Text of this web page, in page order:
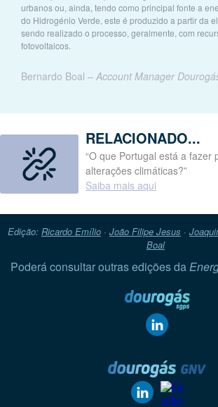
urbanos ou, ainda, tendo como principal fonte a
do Hidrogénio Verde, este é produzido a partir da
sendo realizado o processo, geralmente, com
fotovoltaicos.
Bernardo Boal – Account Manager
RELACIONADO...
“O que Portugal está a fazer
alterações climáticas?”
Saiba mais aqui
Edição: Ricardo Emílio · João Filipe Jesus ·
Boal
Poderá consultar outras edições da